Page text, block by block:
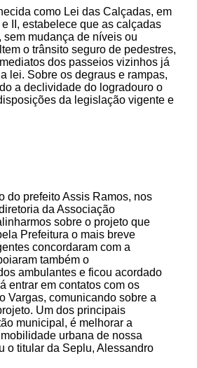
como Lei das Calçadas, em
II, estabelece que as calçadas
mudança de níveis ou
o trânsito seguro de pedestres,
dos passeios vizinhos já
lei. Sobre os degraus e rampas,
a declividade do logradouro o
da legislação vigente e
do prefeito Assis Ramos, nos
da Associação
sobre o projeto que
Prefeitura o mais breve
concordaram com a
também o
ambulantes e ficou acordado
entrar em contatos com os
Vargas, comunicando sobre a
Um dos principais
municipal, é melhorar a
urbana de nossa
o titular da Seplu, Alessandro